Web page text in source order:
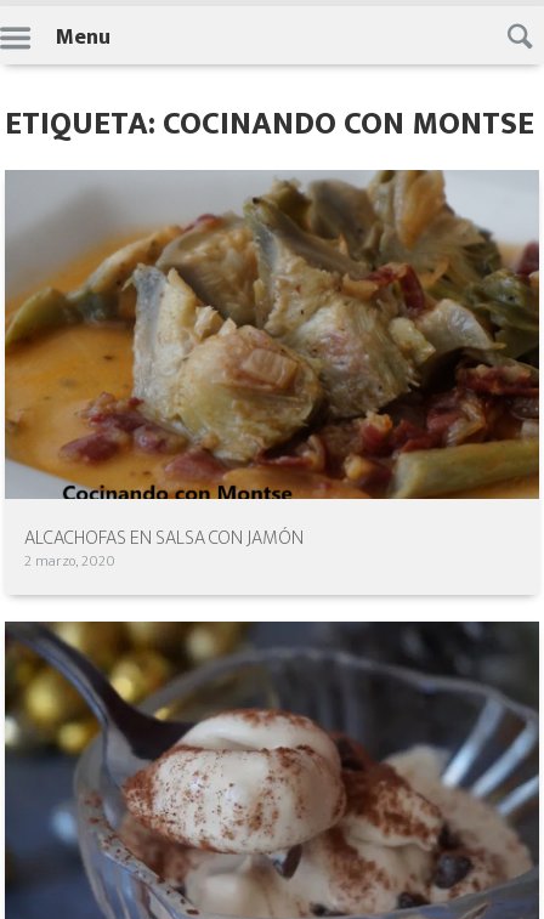
Skip
to
content
Menu
ETIQUETA: COCINANDO CON MONTSE
ALCACHOFAS EN SALSA CON JAMÓN
2 marzo, 2020